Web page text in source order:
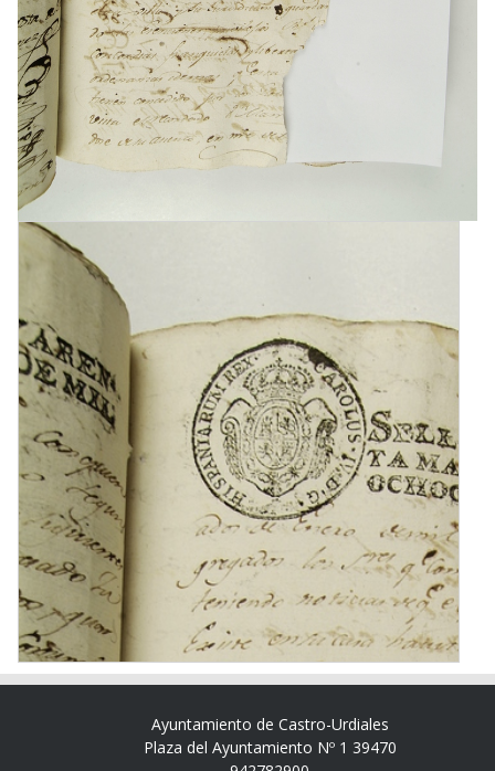
Ayuntamiento de Castro-Urdiales
Plaza del Ayuntamiento Nº 1 39470